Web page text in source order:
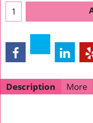
Description More